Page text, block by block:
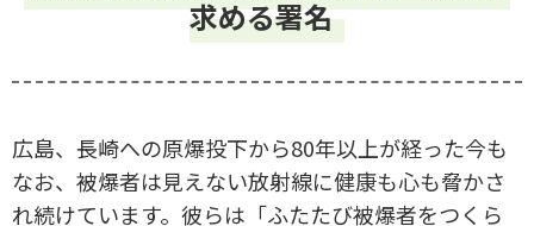
求める署名
広島、長崎への原爆投下から80年以上が経った今も
なお、被爆者は見えない放射線に健康も心も脅かさ
れ続けています。彼らは「ふたたび被爆者をつくら